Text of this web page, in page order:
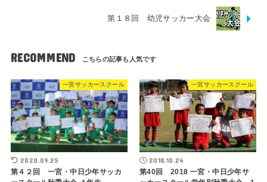
第１８回 幼児サッカー大会
RECOMMEND
一宮サッカースクール
2020.09.25
第４２回 一宮・中日少年サッカ
一宮サッカースクール
2018.10.24
第40回 2018 一宮・中日少年サ